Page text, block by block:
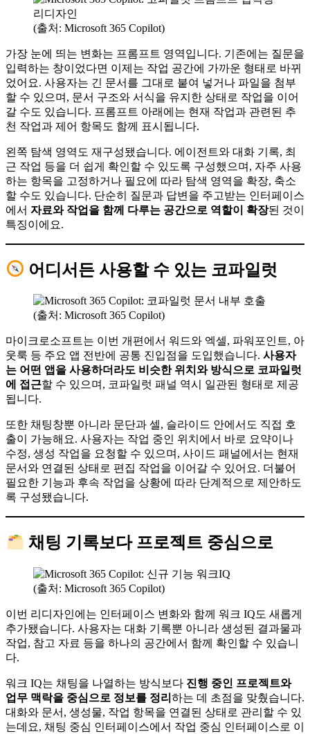
(출처: Microsoft 365 Copilot)
가장 눈에 띄는 변화는 프롬프트 영역입니다. 기존에는 질문을
입력하는 창이었다면 이제는 작업 공간에 가까운 형태로 바뀌
었어요. 사용자는 긴 문서를 그대로 붙여 넣거나 파일을 첨부
할 수 있으며, 문서 구조와 서식을 유지한 상태로 작업을 이어
갈 수도 있습니다. 프롬프트 아래에는 현재 작업과 관련된 추
천 작업과 제어 항목도 함께 표시됩니다.
왼쪽 탐색 영역도 재구성됐습니다. 에이전트와 대화 기록, 최
근 작업 등을 더 쉽게 확인할 수 있도록 구성했으며, 자주 사용
하는 항목을 고정하거나 필요에 따라 탐색 영역을 확장, 축소
할 수도 있습니다. 단순히 질문과 답변을 주고받는 인터페이스
에서 자료와 작업을 함께 다루는 공간으로 역할이 확장된 것이
특징이에요.
어디서든 사용할 수 있는 코파일럿
(출처: Microsoft 365 Copilot)
마이크로소프트는 이번 개편에서 워드와 엑셀, 파워포인트, 아
웃룩 등 주요 앱 전반에 공통 진입점을 도입했습니다. 사용자
는 어떤 앱을 사용하더라도 비슷한 위치와 방식으로 코파일럿
에 접근할 수 있으며, 코파일럿 패널 역시 일관된 형태로 제공
됩니다.
또한 채팅창뿐 아니라 문단과 셀, 슬라이드 안에서도 직접 호
출이 가능해요. 사용자는 작업 중인 위치에서 바로 요약이나
수정, 생성 작업을 요청할 수 있으며, 사이드 패널에서는 현재
문서와 연결된 상태로 편집 작업을 이어갈 수 있어요. 더불어
필요한 기능과 후속 작업을 상황에 따라 단계적으로 제안하도
록 구성됐습니다.
채팅 기록보다 프로젝트 중심으로
(출처: Microsoft 365 Copilot)
이번 리디자인에는 인터페이스 변화와 함께 워크 IQ도 새롭게
추가됐습니다. 사용자는 대화 기록뿐 아니라 생성된 결과물과
작업, 참고 자료 등을 하나의 공간에서 함께 확인할 수 있습니
다.
워크 IQ는 채팅을 나열하는 방식보다 진행 중인 프로젝트와
업무 맥락을 중심으로 정보를 정리 하는 데 초점을 맞췄습니다.
대화와 문서, 생성물, 작업 항목을 연결된 상태로 관리할 수 있
는데요, 채팅 중심 인터페이스에서 작업 중심 인터페이스로 이